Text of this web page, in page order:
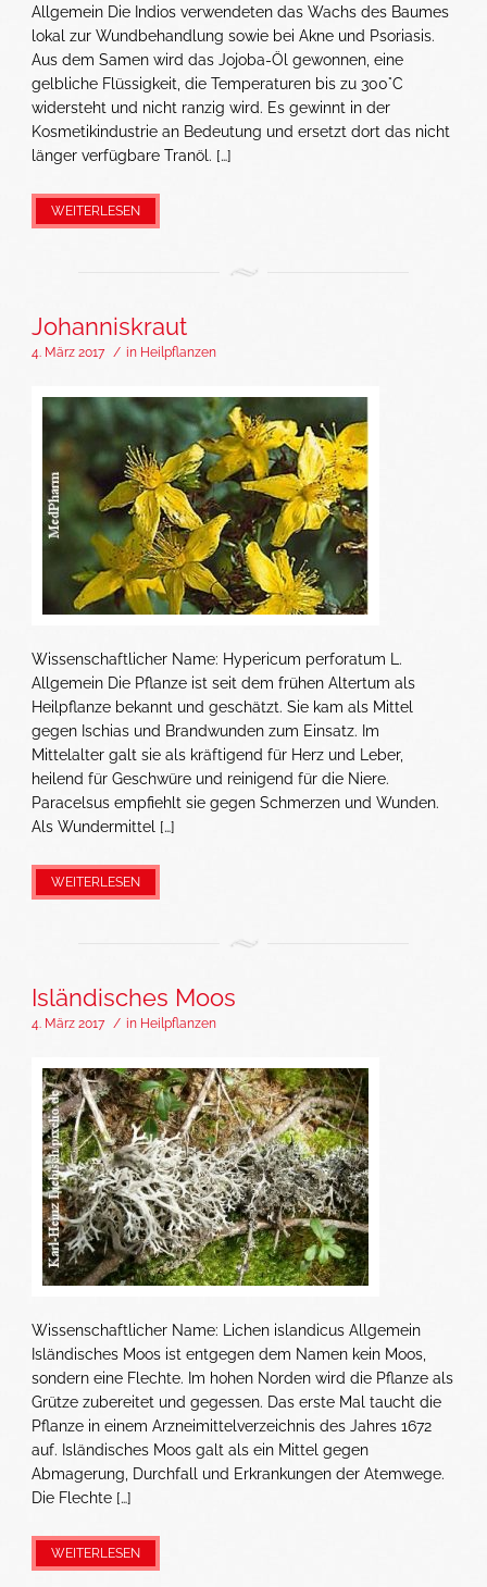
Allgemein Die Indios verwendeten das Wachs des Baumes
lokal zur Wundbehandlung sowie bei Akne und Psoriasis.
Aus dem Samen wird das Jojoba-Öl gewonnen, eine
gelbliche Flüssigkeit, die Temperaturen bis zu 300°C
widersteht und nicht ranzig wird. Es gewinnt in der
Kosmetikindustrie an Bedeutung und ersetzt dort das nicht
länger verfügbare Tranöl. […]
WEITERLESEN
Johanniskraut
4. März 2017 / in Heilpflanzen
Wissenschaftlicher Name: Hypericum perforatum L.
Allgemein Die Pflanze ist seit dem frühen Altertum als
Heilpflanze bekannt und geschätzt. Sie kam als Mittel
gegen Ischias und Brandwunden zum Einsatz. Im
Mittelalter galt sie als kräftigend für Herz und Leber,
heilend für Geschwüre und reinigend für die Niere.
Paracelsus empfiehlt sie gegen Schmerzen und Wunden.
Als Wundermittel […]
WEITERLESEN
Isländisches Moos
4. März 2017 / in Heilpflanzen
Wissenschaftlicher Name: Lichen islandicus Allgemein
Isländisches Moos ist entgegen dem Namen kein Moos,
sondern eine Flechte. Im hohen Norden wird die Pflanze als
Grütze zubereitet und gegessen. Das erste Mal taucht die
Pflanze in einem Arzneimittelverzeichnis des Jahres 1672
auf. Isländisches Moos galt als ein Mittel gegen
Abmagerung, Durchfall und Erkrankungen der Atemwege.
Die Flechte […]
WEITERLESEN